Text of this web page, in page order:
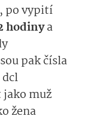
po vypití
hodinya
pak čísla
muž
žena